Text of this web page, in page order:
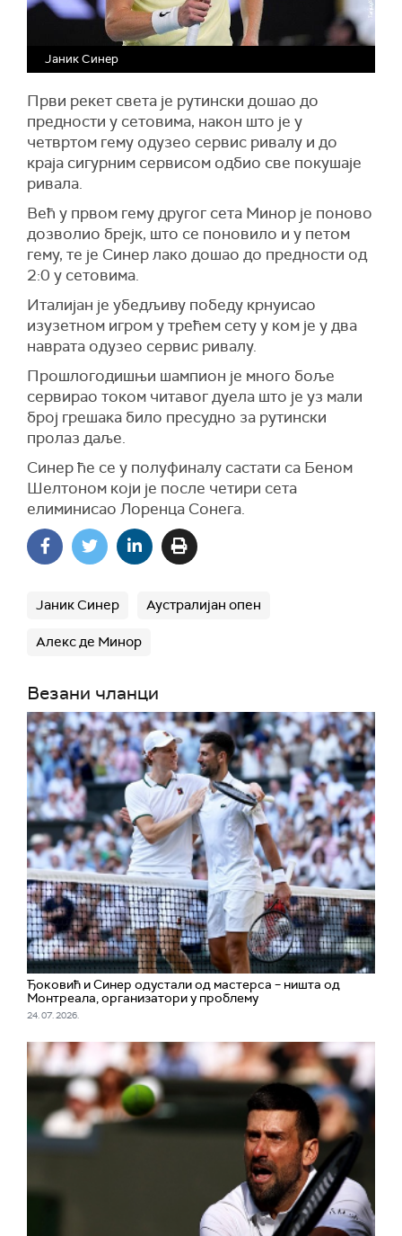
Јаник Синер
Први рекет света је рутински дошао до
предности у сетовима, након што је у
четвртом гему одузео сервис ривалу и до
краја сигурним сервисом одбио све покушаје
ривала.
Већ у првом гему другог сета Минор је поново
дозволио брејк, што се поновило и у петом
гему, те је Синер лако дошао до предности од
2:0 у сетовима.
Италијан је убедљиву победу крнуисао
изузетном игром у трећем сету у ком је у два
наврата одузео сервис ривалу.
Прошлогодишњи шампион је много боље
сервирао током читавог дуела што је уз мали
број грешака било пресудно за рутински
пролаз даље.
Синер ће се у полуфиналу састати са Беном
Шелтоном који је после четири сета
елиминисао Лоренца Сонега.
Јаник Синер Аустралијан опен
Алекс де Минор
Везани чланци
Ђоковић и Синер одустали од мастерса – ништа од
Монтреала, организатори у проблему
24. 07. 2026.